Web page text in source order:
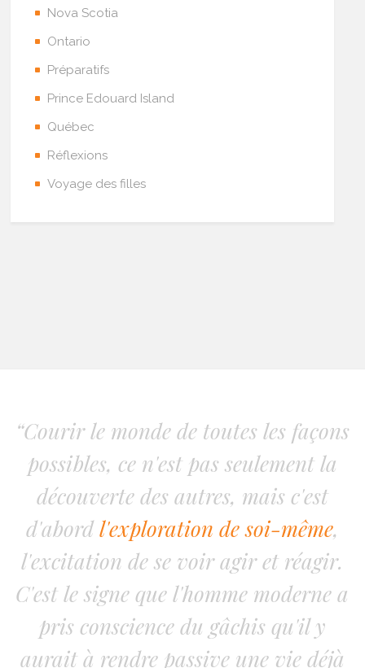
Nova Scotia
Ontario
Préparatifs
Prince Edouard Island
Québec
Réflexions
Voyage des filles
“Courir le monde de toutes les façons
possibles, ce n'est pas seulement la
découverte des autres, mais c'est
d'abord l'exploration de soi-même,
l'excitation de se voir agir et réagir.
C'est le signe que l'homme moderne a
pris conscience du gâchis qu'il y
aurait à rendre passive une vie déjà